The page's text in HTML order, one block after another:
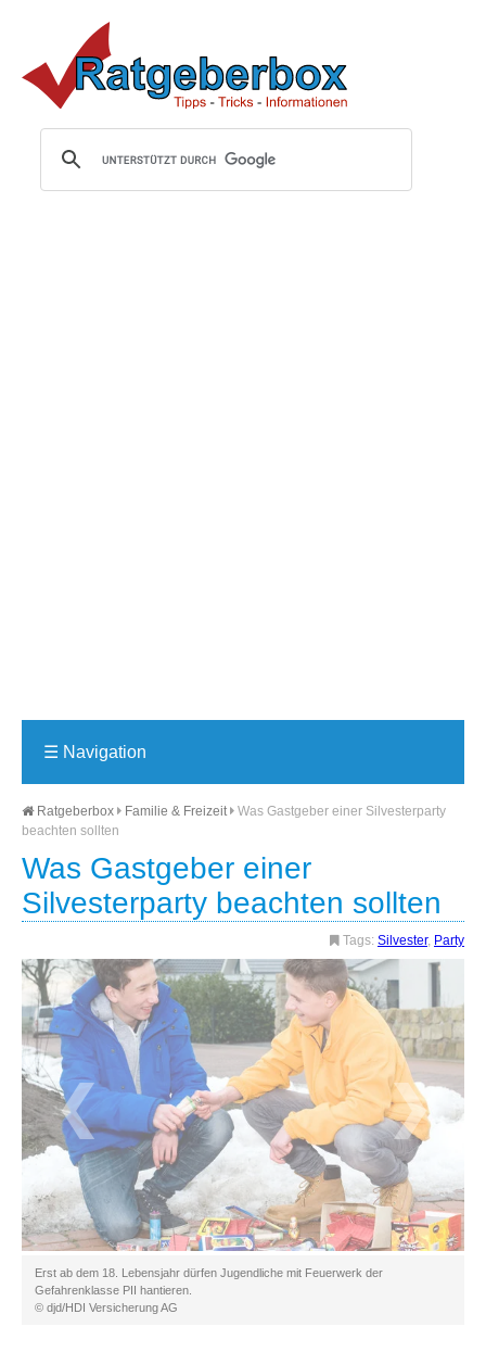
☰ Navigation
Ratgeberbox Familie & Freizeit
Was Gastgeber einer Silvesterparty
beachten sollten
Was Gastgeber einer
Silvesterparty beachten sollten
Tags: Silvester, Party
Erst ab dem 18. Lebensjahr dürfen Jugendliche mit Feuerwerk der
Gefahrenklasse PII hantieren.
© djd/HDI Versicherung AG
❮ ❯